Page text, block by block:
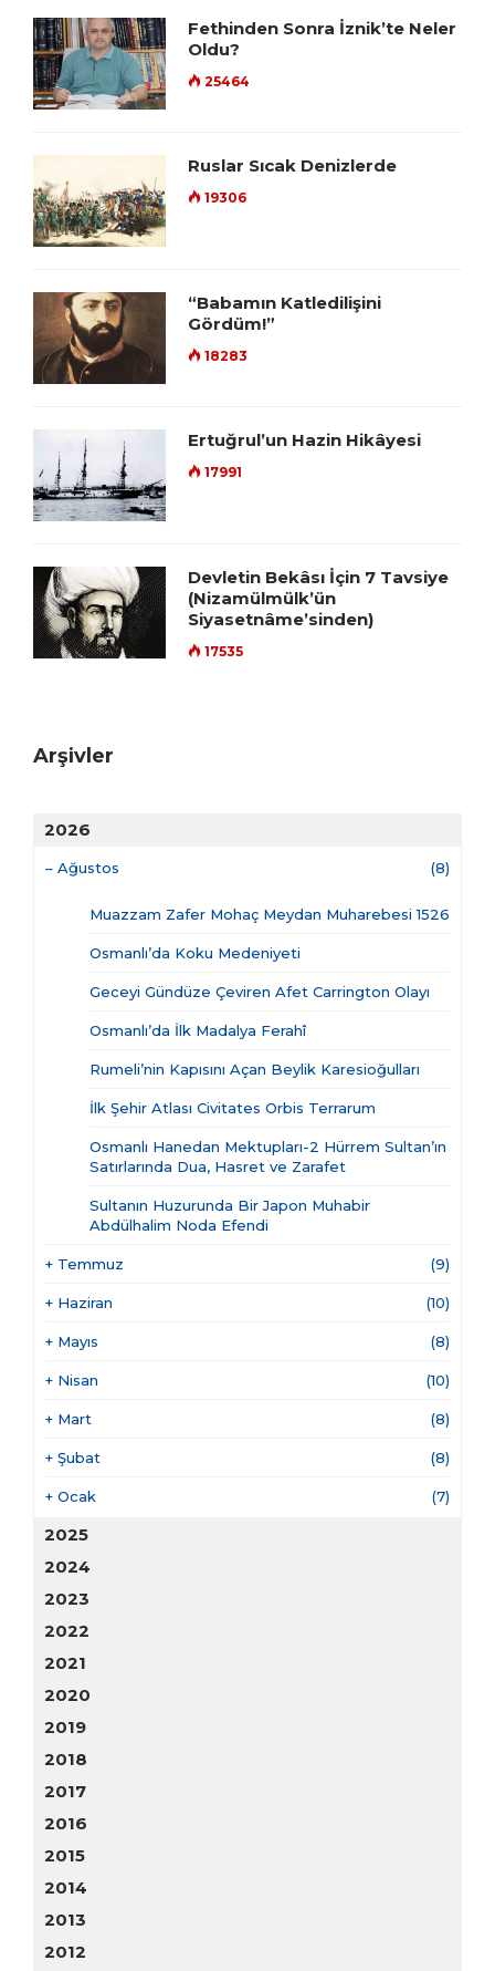
Fethinden Sonra İznik’te Neler
Oldu?
25464
Ruslar Sıcak Denizlerde
19306
“Babamın Katledilişini
Gördüm!”
18283
Ertuğrul’un Hazin Hikâyesi
17991
Devletin Bekâsı İçin 7 Tavsiye
(Nizamülmülk’ün
Siyasetnâme’sinden)
17535
Arşivler
2026
– Ağustos (8)
Muazzam Zafer Mohaç Meydan Muharebesi 1526
Osmanlı’da Koku Medeniyeti
Geceyi Gündüze Çeviren Afet Carrington Olayı
Osmanlı’da İlk Madalya Ferahî
Rumeli’nin Kapısını Açan Beylik Karesioğulları
İlk Şehir Atlası Civitates Orbis Terrarum
Osmanlı Hanedan Mektupları-2 Hürrem Sultan’ın
Satırlarında Dua, Hasret ve Zarafet
Sultanın Huzurunda Bir Japon Muhabir
Abdülhalim Noda Efendi
+ Temmuz (9)
+ Haziran (10)
+ Mayıs (8)
+ Nisan (10)
+ Mart (8)
+ Şubat (8)
+ Ocak (7)
2025
2024
2023
2022
2021
2020
2019
2018
2017
2016
2015
2014
2013
2012